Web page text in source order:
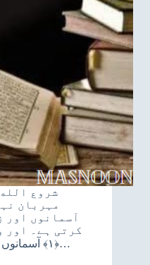
مہربان
آسمانوں اور
کرتی ہے۔ اور
﴿۱﴾ آسمانوں اور زمین کی بادشاہی اسی کی…